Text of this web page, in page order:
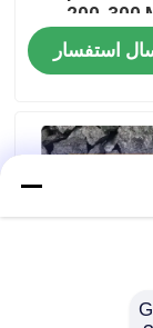
200-300
Volatile
استفسار